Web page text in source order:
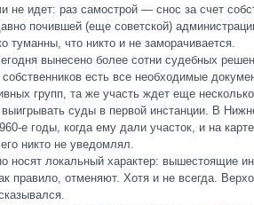
не идет: раз самострой — снос за счет
почившей (еще советской)
туманны, что никто и не заморачивается.
вынесено более сотни судебных
есть все необходимые
групп, та же участь ждет еще
суды в первой инстанции. В
е годы, когда ему дали участок, и на
никто не уведомлял.
носят локальный характер: вышестоящие
правило, отменяют. Хотя и не всегда.